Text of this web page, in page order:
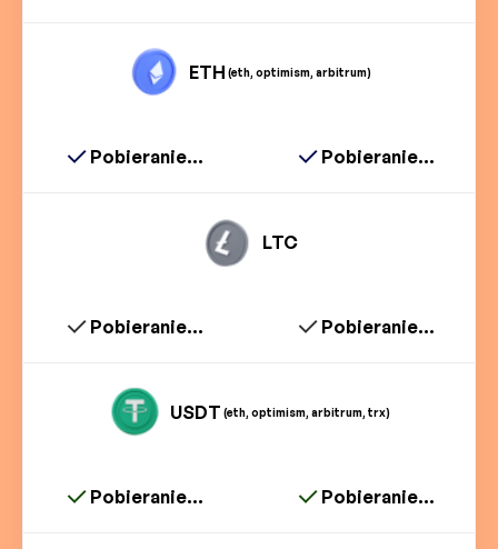
ETH (eth, optimism, arbitrum)
Pobieranie... Pobieranie...
LTC
Pobieranie... Pobieranie...
USDT (eth, optimism, arbitrum, trx)
Pobieranie... Pobieranie...